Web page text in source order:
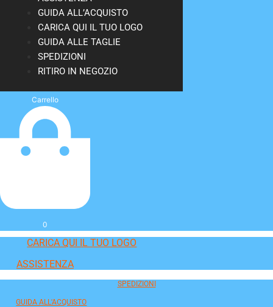
GUIDA ALL’ACQUISTO
CARICA QUI IL TUO LOGO
GUIDA ALLE TAGLIE
SPEDIZIONI
RITIRO IN NEGOZIO
Carrello
0
CARICA QUI IL TUO LOGO
ASSISTENZA
SPEDIZIONI
GUIDA ALL'ACQUISTO